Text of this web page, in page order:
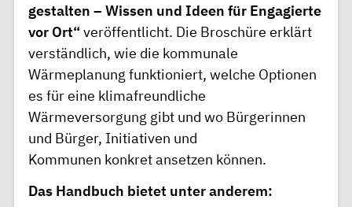
gestalten – Wissen und Ideen für Engagierte
vor Ort“veröffentlicht. Die Broschüre erklärt
verständlich, wie die kommunale
Wärmeplanung funktioniert, welche Optionen
es für eine klimafreundliche
Wärmeversorgung gibt und wo Bürgerinnen
und Bürger, Initiativen und
Kommunen konkret ansetzen können.
Das Handbuch bietet unter anderem: